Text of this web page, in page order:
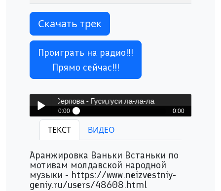
Скачать трек
Проиграть на радио!!!
Прямо сейчас!!!
& Регина Серпова - Гуси,гуси ла-ла-ла
0:00 0:00
Ванька Встанька & Регина Серпова -
Гуси,гуси ла-ла-ла
ТЕКСТ ВИДЕО
Аранжировка Ваньки Встаньки по
мотивам молдавской народной
музыки - https://www.neizvestniy-
geniy.ru/users/48608.html